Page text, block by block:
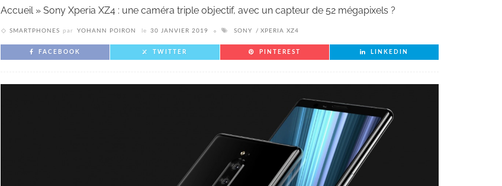
Accueil» Sony Xperia XZ4 : une caméra triple objectif, avec un capteur de 52 mégapixels ?
SMARTPHONES par YOHANN POIRON le 30 JANVIER 2019 SONY XPERIA XZ4
FACEBOOK TWITTER PINTEREST LINKEDIN